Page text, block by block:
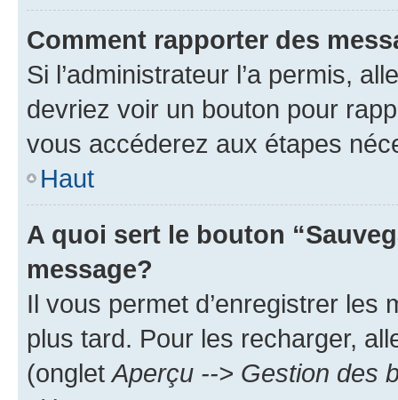
Comment rapporter des
Si l’administrateur l’a permis,
devriez voir un bouton pour
vous accéderez aux étapes
Haut
A quoi sert le bouton
message?
Il vous permet d’enregistrer
plus tard. Pour les recharger,
(onglet Aperçu --> Gestion des